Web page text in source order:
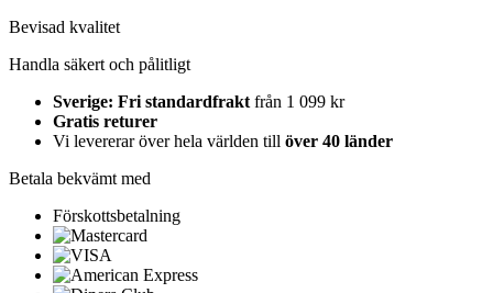
Bevisad kvalitet
Handla säkert och pålitligt
Sverige: Fri standardfrakt från 1 099 kr
Gratis returer
Vi levererar över hela världen till över 40 länder
Betala bekvämt med
Förskottsbetalning